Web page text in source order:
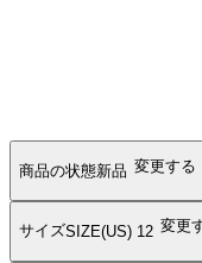
商品の状態新品 変更する
サイズSIZE(US) 12 変更